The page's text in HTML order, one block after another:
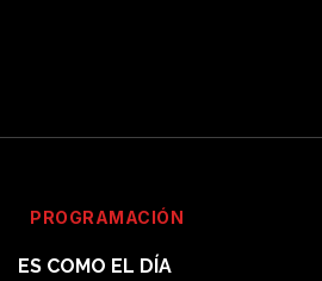
PROGRAMACIÓN
ES COMO EL DÍA